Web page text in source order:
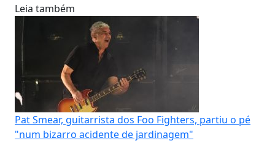
Leia também
Pat Smear, guitarrista dos Foo Fighters, partiu o pé
"num bizarro acidente de jardinagem"